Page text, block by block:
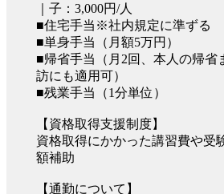
｜子：3,000円/人
■住宅手当※社内規定に準ずる
■単身手当（月額5万円）
■帰省手当（月2回、本人の帰省
訪にも適用可）
■残業手当（1分単位）
【資格取得支援制度】
資格取得にかかった講習費や受
額補助
【通勤について】